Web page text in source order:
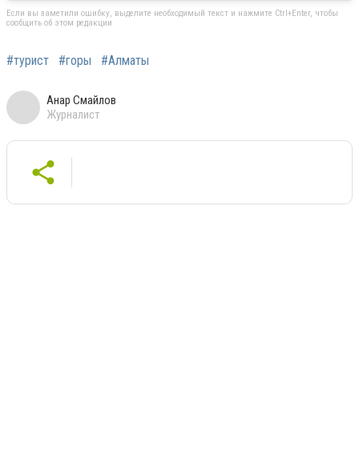
Если вы заметили ошибку, выделите необходимый текст и нажмите Ctrl+Enter, чтобы
сообщить об этом редакции
#турист #горы #Алматы
Анар Смайлов
Журналист